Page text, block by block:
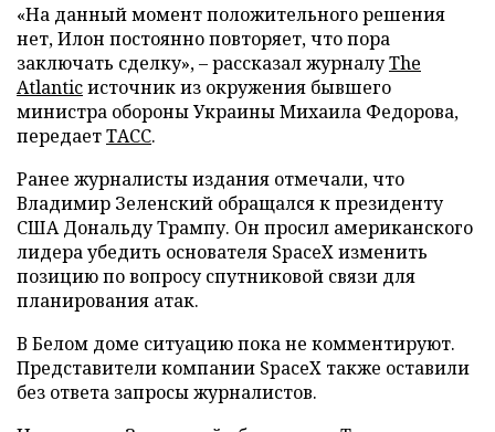
«На данный момент положительного решения
нет, Илон постоянно повторяет, что пора
заключать сделку», – рассказал журналуThe
Atlanticисточник из окружения бывшего
министра обороны Украины Михаила Федорова,
передаетТАСС.
Ранее журналисты издания отмечали, что
Владимир Зеленский обращался к президенту
США Дональду Трампу. Он просил американского
лидера убедить основателя SpaceX изменить
позицию по вопросу спутниковой связи для
планирования атак.
В Белом доме ситуацию пока не комментируют.
Представители компании SpaceX также оставили
без ответа запросы журналистов.